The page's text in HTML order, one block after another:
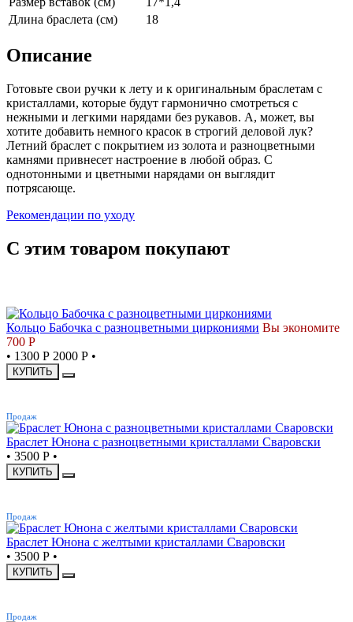
Длина браслета (см)
18
Описание
Готовьте свои ручки к лету и к оригинальным браслетам с
кристаллами, которые будут гармонично смотреться с
нежными и легкими нарядами без рукавов. А, может, вы
хотите добавить немного красок в строгий деловой лук?
Летний браслет с покрытием из золота и разноцветными
камнями привнесет настроение в любой образ. С
однотонными и цветными нарядами он выглядит
потрясающе.
Рекомендации по уходу
С этим товаром покупают
Кольцо Бабочка с разноцветными циркониями Вы экономите
700 Р
• 1300 Р 2000 Р •
КУПИТЬ
Продаж
Браслет Юнона с разноцветными кристаллами Сваровски
• 3500 Р •
КУПИТЬ
Продаж
Браслет Юнона с желтыми кристаллами Сваровски
• 3500 Р •
КУПИТЬ
Продаж